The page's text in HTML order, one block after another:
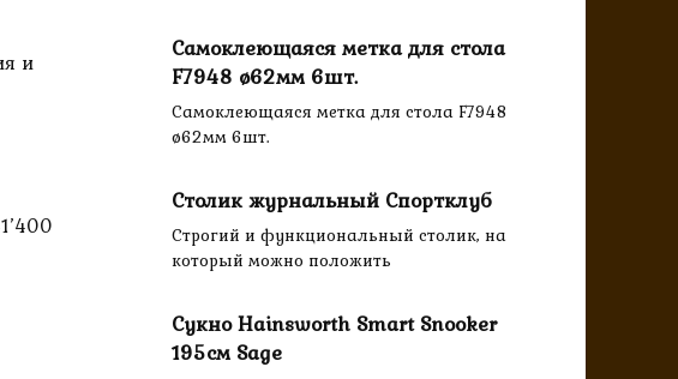
и
Самоклеющаяся метка для стола
F7948 ø62мм 6шт.
Самоклеющаяся метка для стола F7948
ø62мм 6шт.
Столик журнальный Спортклуб
Строгий и функциональный столик, на
который можно положить
Сукно Hainsworth Smart Snooker
195см Sage